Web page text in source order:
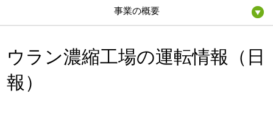
事業の概要
ウラン濃縮工場の運転情報（日
報）